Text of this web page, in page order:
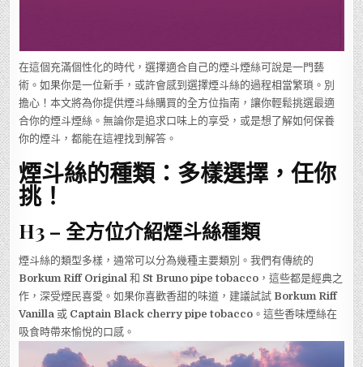
在這個充滿個性化的時代，選擇適合自己的煙斗煙絲可說是一門藝
術。如果你是一位新手，或許會感到選擇煙斗絲的過程相當繁瑣。別
擔心！本文將為你提供煙斗絲購買的全方位指南，讓你輕鬆挑選最適
合你的煙斗煙絲。無論你是追求口味上的享受，或是想了解如何保養
你的煙斗，都能在這裡找到解答。
煙斗絲的種類：多樣選擇，任你
挑！
H3 – 全方位介紹煙斗絲種類
煙斗絲的類型多樣，通常可以分為幾種主要類別。我們有傳統的
Borkum Riff Original 和 St Bruno pipe tobacco ，這些都是經典之
作，深受煙民喜愛。如果你喜歡香甜的味道，建議試試 Borkum Riff
Vanilla 或 Captain Black cherry pipe tobacco 。這些香味煙絲在
吸食時帶來愉悅的口感。